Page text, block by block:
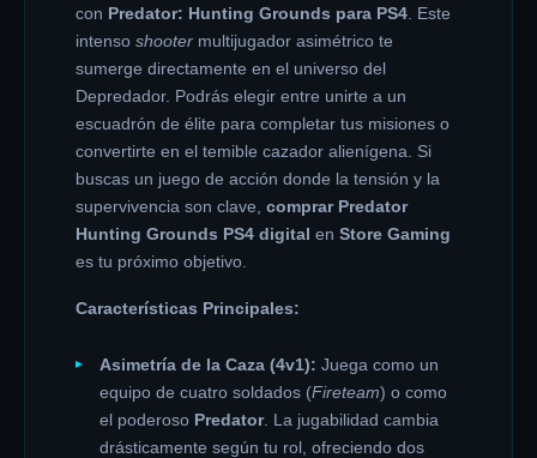
con Predator: Hunting Grounds para PS4 . Este
intenso shooter multijugador asimétrico te
sumerge directamente en el universo del
Depredador. Podrás elegir entre unirte a un
escuadrón de élite para completar tus misiones o
convertirte en el temible cazador alienígena. Si
buscas un juego de acción donde la tensión y la
supervivencia son clave, comprar Predator
Hunting Grounds PS4 digital en Store Gaming
es tu próximo objetivo.
Características Principales:
Asimetría de la Caza (4v1): Juega como un
equipo de cuatro soldados (Fireteam) o como
el poderoso Predator. La jugabilidad cambia
drásticamente según tu rol, ofreciendo dos